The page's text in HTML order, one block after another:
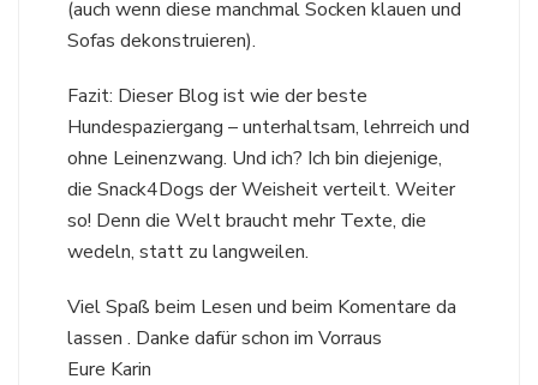
(auch wenn diese manchmal Socken klauen und
Sofas dekonstruieren).
Fazit: Dieser Blog ist wie der beste
Hundespaziergang – unterhaltsam, lehrreich und
ohne Leinenzwang. Und ich? Ich bin diejenige,
die Snack4Dogs der Weisheit verteilt. Weiter
so! Denn die Welt braucht mehr Texte, die
wedeln, statt zu langweilen.
Viel Spaß beim Lesen und beim Komentare da
lassen . Danke dafür schon im Vorraus
Eure Karin